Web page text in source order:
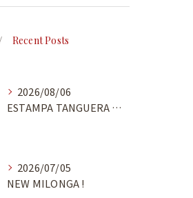
Recent Posts
2026/08/06
ESTAMPA TANGUERA MILONGA
2026/07/05
NEW MILONGA !